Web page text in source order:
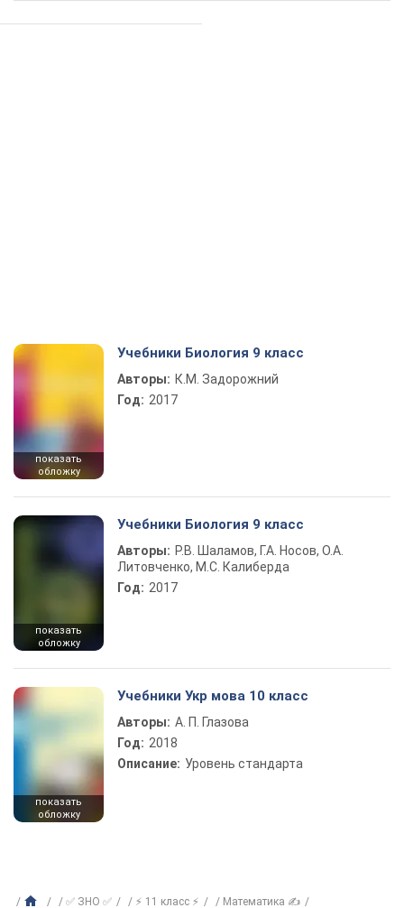
показать
обложку
Учебники Биология 9 класс
Авторы: К.М. Задорожний
Год: 2017
показать
обложку
Учебники Биология 9 класс
Авторы: Р.В. Шаламов, Г.А. Носов, О.А.
Литовченко, М.С. Калиберда
Год: 2017
показать
обложку
Учебники Укр мова 10 класс
Авторы: А. П. Глазова
Год: 2018
Описание: Уровень стандарта
✅ ЗНО ✅ ⚡ 11 класс ⚡
Математика ✍